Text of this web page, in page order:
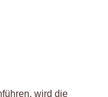
wird die